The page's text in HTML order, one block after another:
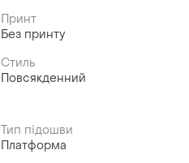
Принт
Без принту
Стиль
Повсякденний
Тип підошви
Платформа